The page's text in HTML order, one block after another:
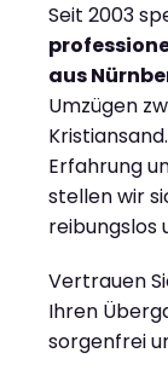
Seit 2003
aus
Umzügen
Erfahrung
stellen wir
reibungslos
Vertrauen
Ihren
sorgenfrei